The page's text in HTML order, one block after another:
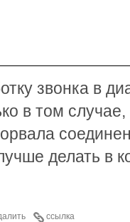
звонка в
в том
делать в
ссылка